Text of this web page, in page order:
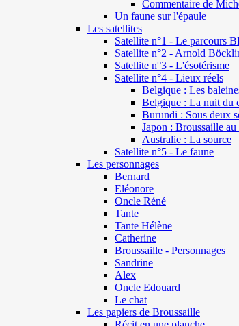
Commentaire de
Un faune sur l'épaule
Les satellites
Satellite n°1 - Le parcours
Satellite n°2 - Arnold
Satellite n°3 - L'ésotérisme
Satellite n°4 - Lieux réels
Belgique : Les
Belgique : La nuit du
Burundi : Sous deux
Japon : Broussaille au
Australie : La source
Satellite n°5 - Le faune
Les personnages
Bernard
Eléonore
Oncle Réné
Tante
Tante Hélène
Catherine
Broussaille - Personnages
Sandrine
Alex
Oncle Edouard
Le chat
Les papiers de Broussaille